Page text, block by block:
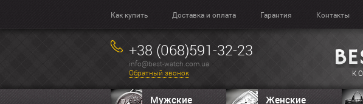
Как купить Доставка и оплата Гарантия Контакты
+38 (068)591-32-23
info@best-watch.com.ua
Обратный звонок
Мужские Женские